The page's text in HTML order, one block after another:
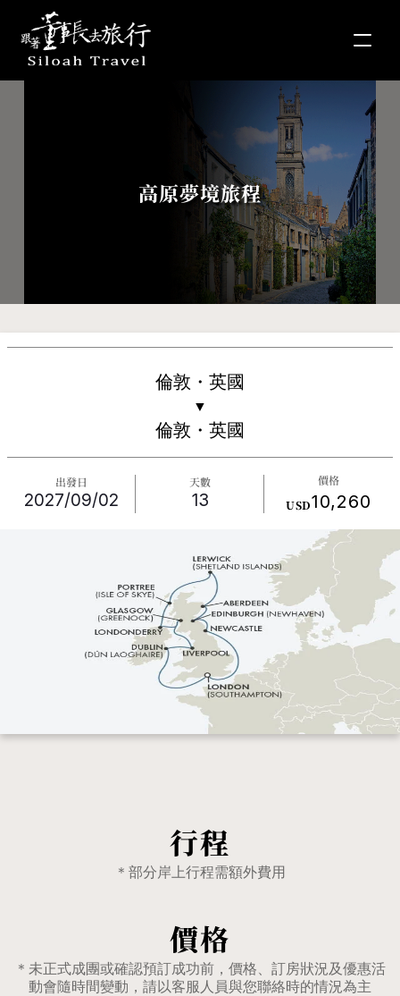
高原夢境旅程
倫敦・英國
▼
倫敦・英國
出發日
2027/09/02
天數
13
價格
USD10,260
行程
＊部分岸上行程需額外費用
價格
＊未正式成團或確認預訂成功前，價格、訂房狀況及優惠活
動會隨時間變動，請以客服人員與您聯絡時的情況為主